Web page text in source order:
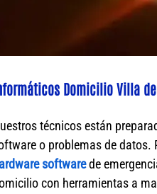
Domicilio Villa
técnicos están
o problemas de datos.
softwarede
con herramientas a